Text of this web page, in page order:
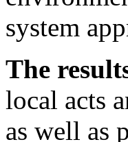
system
The
local acts
as well as